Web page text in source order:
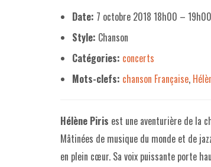
Date: 7 octobre 2018 18h00 – 19h00
Style: Chanson
Catégories: concerts
Mots-clefs: chanson Française,
Hélène Piris est une aventurière de la
Mâtinées de musique du monde et de
en plein cœur. Sa voix puissante porte